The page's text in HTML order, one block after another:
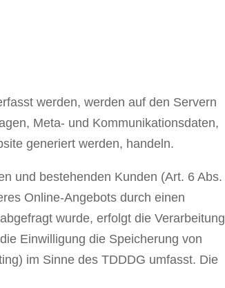
werden, werden auf den Servern
Meta- und Kommunikationsdaten,
generiert werden, handeln.
und bestehenden Kunden (Art. 6 Abs.
Online-Angebots durch einen
wurde, erfolgt die Verarbeitung
Einwilligung die Speicherung von
im Sinne des TDDDG umfasst. Die